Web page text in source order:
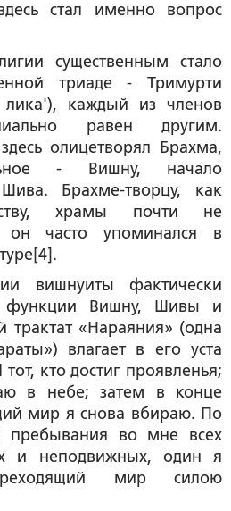
стал именно вопрос
существенным стало
триаде - Тримурти
лика'), каждый из членов
равен другим.
олицетворял Брахма,
- Вишну, начало
Брахме-творцу, как
храмы почти не
он часто упоминался в
вишнуиты фактически
функции Вишну, Шивы и
трактат «Нараяния» (одна
влагает в его уста
кто достиг проявленья;
в небе; затем в конце
мир я снова вбираю. По
пребывания во мне всех
и неподвижных, один я
мир силою